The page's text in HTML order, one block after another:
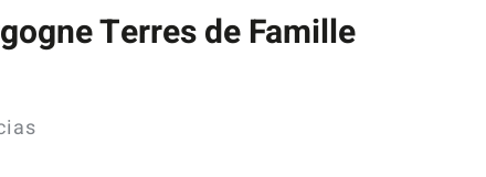
Terres de Famille